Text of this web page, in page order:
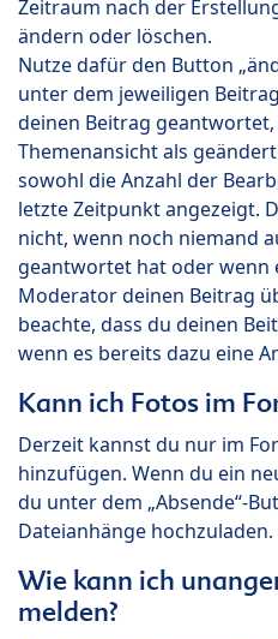
Zeitraum nach der
ändern oder löschen.
Nutze dafür den Button
unter dem jeweiligen
deinen Beitrag
Themenansicht als
sowohl die Anzahl der
letzte Zeitpunkt angezeigt.
nicht, wenn noch niemand
geantwortet hat oder
Moderator deinen Beitrag
beachte, dass du deinen
wenn es bereits dazu eine
Kann ich Fotos im
Derzeit kannst du nur im
hinzufügen. Wenn du ein
du unter dem „Absende“-
Dateianhänge hochzuladen.
Wie kann ich
melden?